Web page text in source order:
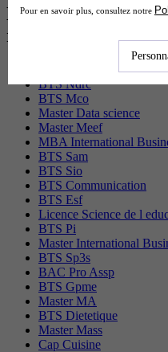
Les intitulés de
recherchés
Master Marketing Digital
BTS Ndrc
BTS Mco
Master Data science
Master Meef
MBA International
BTS Sam
BTS Sio
BTS Communication
BTS Esf
Licence Science de l
BTS Pi
Master International
BTS Sp3s
BAC Pro Assp
BTS Gpme
Master MA
BTS Dietetique
Master Mass
Cap Cuisine
Pour en savoir plus, consultez notre